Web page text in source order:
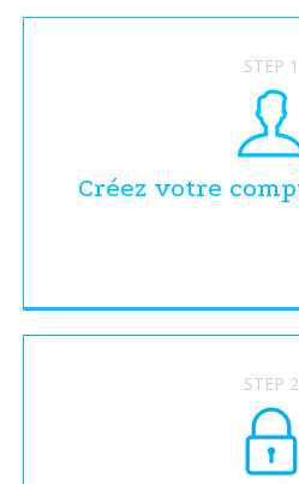
STEP 1
Créez votre
STEP 2